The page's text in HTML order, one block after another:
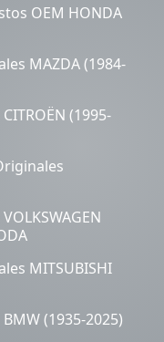
OEM HONDA
MAZDA (1984-
(1995-
MITSUBISHI
(1935-2025)